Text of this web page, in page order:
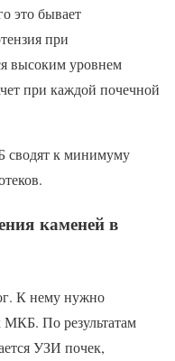
это бывает
при
высоким уровнем
при каждой почечной
к минимуму
каменей в
К нему нужно
МКБ. По результатам
УЗИ почек,